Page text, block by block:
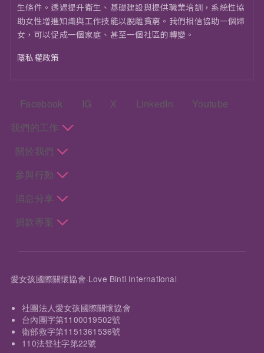
⽣條件。透過提升衛生、基礎建設與提供職業培訓，系統性協
助女性增進知識與工作技能以脫離貧窮。我們相信協助一個婦
女，可以促成一個家庭、甚至一個社區的轉變。
隱私權政策
頁尾：社群選單
Facebook IG X LinkedIn Youtube
頁尾：主選單
我們的工作
關於我們
參與行動
消息分享
捐款專案
愛女孩國際關懷協會·Love Binti International
社團法人愛女孩國際關懷協會
台內團字第1100019502號
衛部救字第1151361536號
110法登社字第22號